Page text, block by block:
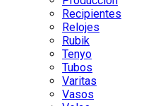
Recipientes
Relojes
Rubik
Tenyo
Tubos
Varitas
Vasos